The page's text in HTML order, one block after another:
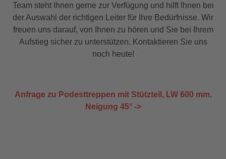
Team steht Ihnen gerne zur Verfügung und hilft Ihnen bei
der Auswahl der richtigen Leiter für Ihre Bedürfnisse. Wir
freuen uns darauf, von Ihnen zu hören und Sie bei Ihrem
Aufstieg sicher zu unterstützen. Kontaktieren Sie uns
noch heute!
Anfrage zu Podesttreppen mit Stützteil, LW 600 mm,
Neigung 45° ->